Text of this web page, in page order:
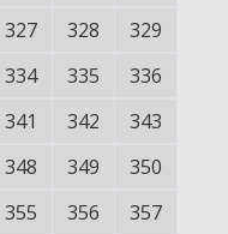
327 328
329
334 335
336
341 342
343
348 349
350
355 356
357